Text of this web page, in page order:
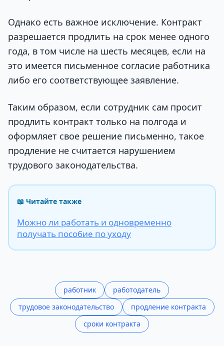
Однако есть важное исключение. Контракт
разрешается продлить на срок менее одного
года, в том числе на шесть месяцев, если на
это имеется письменное согласие работника
либо его соответствующее заявление.
Таким образом, если сотрудник сам просит
продлить контракт только на полгода и
оформляет свое решение письменно, такое
продление не считается нарушением
трудового законодательства.
📖 Читайте также
Можно ли работать и одновременно
получать пособие по уходу
работник
работодатель
трудовое законодательство
продление контракта
сроки контракта